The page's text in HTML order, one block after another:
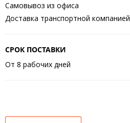
Самовывоз из офиса
Доставка транспортной компанией
СРОК ПОСТАВКИ
От 8 рабочих дней